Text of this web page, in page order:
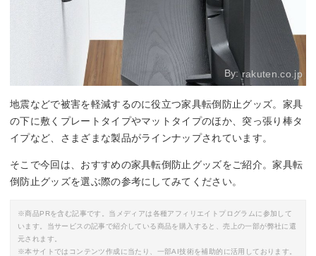
By:rakuten.co.jp
地震などで被害を軽減するのに役立つ家具転倒防止グッズ。家具
の下に敷くプレートタイプやマットタイプのほか、突っ張り棒タ
イプなど、さまざまな製品がラインナップされています。
そこで今回は、おすすめの家具転倒防止グッズをご紹介。家具転
倒防止グッズを選ぶ際の参考にしてみてください。
※商品PRを含む記事です。当メディアは各種アフィリエイトプログラムに参加して
います。当サービスの記事で紹介している商品を購入すると、売上の一部が弊社に還
元されます。
※本サイトではコンテンツ作成に当たり、一部AI技術を補助的に活用しております。